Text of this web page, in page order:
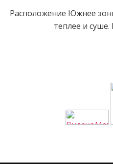
Расположение Южнее
теплее и